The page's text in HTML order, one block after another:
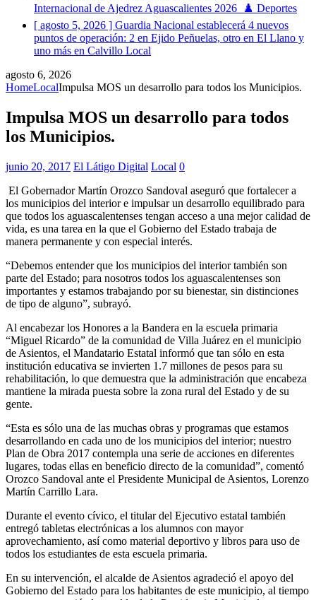
Internacional de Ajedrez Aguascalientes 2026 ♟️ Deportes
[ agosto 5, 2026 ] Guardia Nacional establecerá 4 nuevos
puntos de operación: 2 en Ejido Peñuelas, otro en El Llano y
uno más en Calvillo Local
agosto 6, 2026
HomeLocalImpulsa MOS un desarrollo para todos los Municipios.
Impulsa MOS un desarrollo para todos
los Municipios.
junio 20, 2017 El Látigo Digital Local 0
El Gobernador Martín Orozco Sandoval aseguró que fortalecer a
los municipios del interior e impulsar un desarrollo equilibrado para
que todos los aguascalentenses tengan acceso a una mejor calidad de
vida, es una tarea en la que el Gobierno del Estado trabaja de
manera permanente y con especial interés.
“Debemos entender que los municipios del interior también son
parte del Estado; para nosotros todos los aguascalentenses son
importantes y estamos trabajando por su bienestar, sin distinciones
de tipo de alguno”, subrayó.
Al encabezar los Honores a la Bandera en la escuela primaria
“Miguel Ricardo” de la comunidad de Villa Juárez en el municipio
de Asientos, el Mandatario Estatal informó que tan sólo en esta
institución educativa se invierten 1.7 millones de pesos para su
rehabilitación, lo que demuestra que la administración que encabeza
mantiene la mirada puesta sobre la zona rural del Estado y de su
gente.
“Esta es sólo una de las muchas obras y programas que estamos
desarrollando en cada uno de los municipios del interior; nuestro
Plan de Obra 2017 contempla una serie de acciones en diferentes
lugares, todas ellas en beneficio directo de la comunidad”, comentó
Orozco Sandoval ante el Presidente Municipal de Asientos, Lorenzo
Martín Carrillo Lara.
Durante el evento cívico, el titular del Ejecutivo estatal también
entregó tabletas electrónicas a los alumnos con mayor
aprovechamiento, así como material deportivo y libros para uso de
todos los estudiantes de esta escuela primaria.
En su intervención, el alcalde de Asientos agradeció el apoyo del
Gobierno del Estado para los habitantes de este municipio, al tiempo